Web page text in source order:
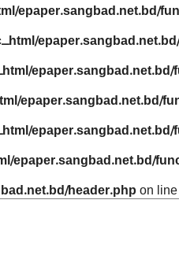
epaper.sangbad.net.bd/
epaper.sangbad.net.bd/
epaper.sangbad.net.bd/
header.php on line